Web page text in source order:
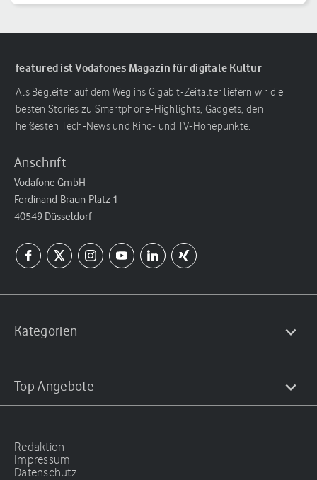
Hauptserie, Classic & Ultra
featured ist Vodafones Magazin für digitale Kultur
Als Begleiter auf dem Weg ins Gigabit-Zeitalter liefern wir die
besten Stories zu Smartphone-Highlights, Gadgets, den
heißesten Tech-News und Kino- und TV-Höhepunkte.
Anschrift
Vodafone GmbH
Ferdinand-Braun-Platz 1
40549 Düsseldorf
Kategorien
Top Angebote
Redaktion
Impressum
Datenschutz